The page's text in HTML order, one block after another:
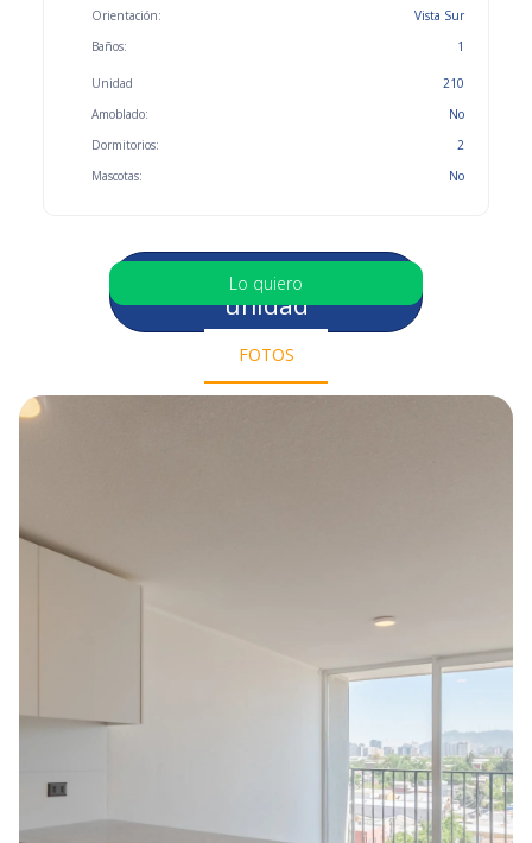
Orientación:
Baños:
Vista Sur
1
Unidad
Amoblado:
Dormitorios:
Mascotas:
210
No
2
No
Selecciona otra
unidad
Lo quiero
FOTOS